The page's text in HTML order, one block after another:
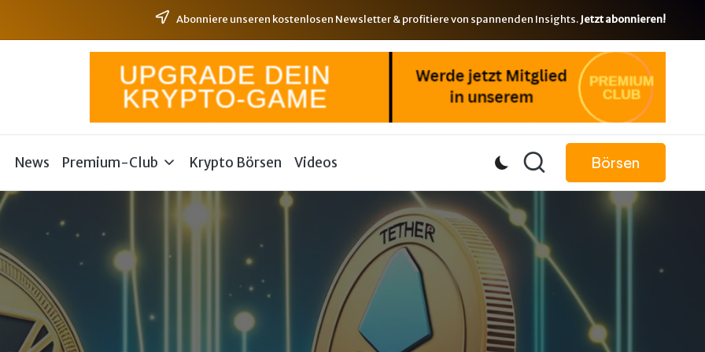
Abonniere unseren kostenlosen Newsletter & profitiere von spannenden Insights.Jetzt abonnieren!
News Premium-Club Krypto Börsen Videos Börsen